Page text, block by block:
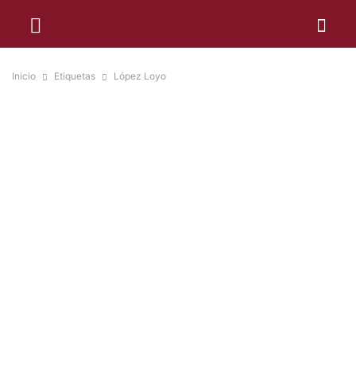
Inicio Etiquetas López Loyo